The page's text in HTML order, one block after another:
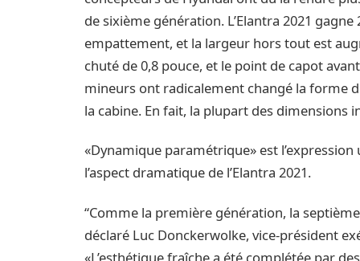
de sixième génération. L’Elantra 2021
empattement, et la largeur hors tout est
chuté de 0,8 pouce, et le point de capot
mineurs ont radicalement changé la forme
la cabine. En fait, la plupart des dimensions
«Dynamique paramétrique» est
l’aspect dramatique de l’Elantra 2021.
“Comme la première génération, la
déclaré Luc Donckerwolke, vice-président